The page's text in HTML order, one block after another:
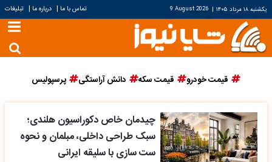
یکشنبه ۱۸ مرداد ۱۴۰۵ |
9 August 2026 تماس با ما | درباره ما | تبلیغات
قیمت خودرو قیمت سکه دانش آراستگی پرسپولیس
چیدمان خاص دکوراسیون هلندی؛
سبک طراحی داخلی، مبلمان و نحوه
ست سازی با سلیقه ایرانی